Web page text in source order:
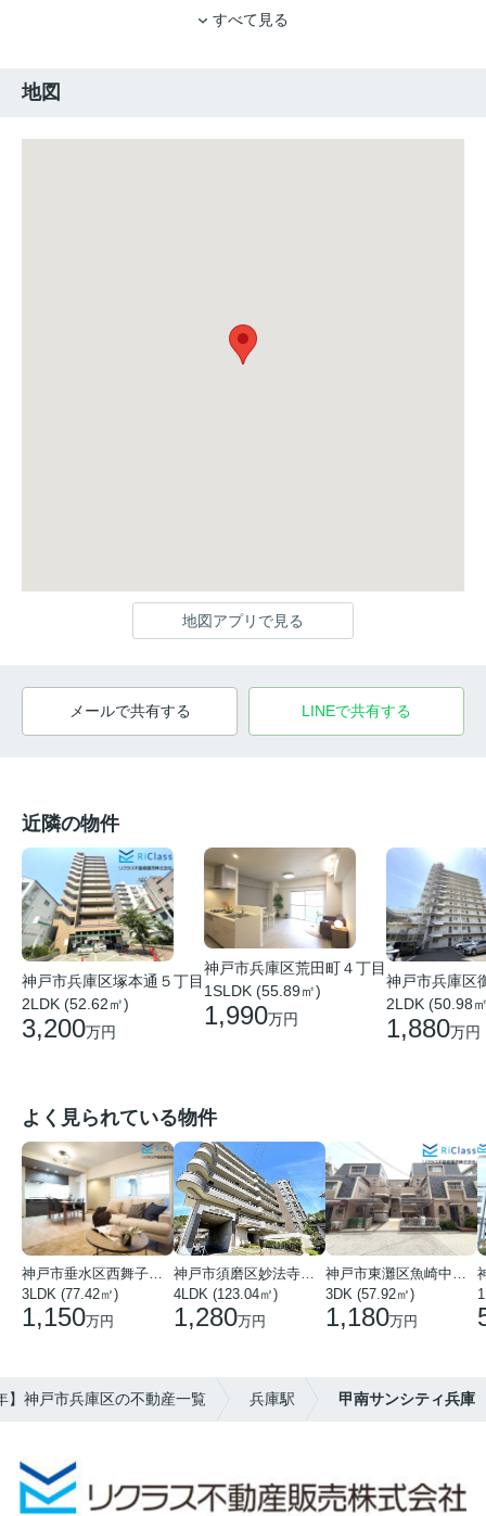
すべて見る
地図
地図アプリで見る
メールで共有する LINEで共有する
近隣の物件
神戸市兵庫区塚本通５丁目
2LDK (52.62㎡)
3,200万円
神戸市兵庫区荒田町４丁目
1SLDK (55.89㎡)
1,990万円
神戸市兵庫区
2LDK (50.98
1,880万円
よく見られている物件
3LDK (77.42㎡)
1,150万円
4LDK (123.04㎡)
1,280万円
3DK (57.92㎡)
1,180万円
】神戸市兵庫区の不動産一覧 兵庫駅 甲南サンシティ兵庫